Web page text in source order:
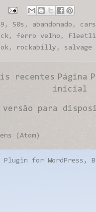
, 50s , abandonado ,
, ferro velho ,
, rockabilly , salvage
recentes Página
inicial
versão para
(Atom)